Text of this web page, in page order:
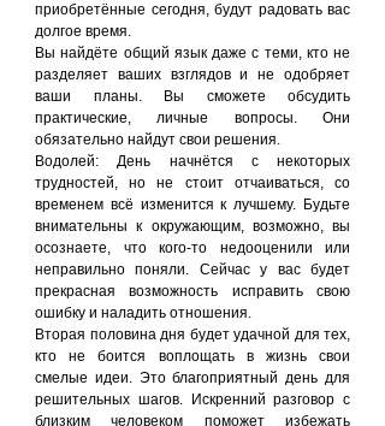
приобретённые сегодня, будут радовать вас
долгое время.
Вы найдёте общий язык даже с теми, кто не
разделяет ваших взглядов и не одобряет
ваши планы. Вы сможете обсудить
практические, личные вопросы. Они
обязательно найдут свои решения.
Водолей: День начнётся с некоторых
трудностей, но не стоит отчаиваться, со
временем всё изменится к лучшему. Будьте
внимательны к окружающим, возможно, вы
осознаете, что кого-то недооценили или
неправильно поняли. Сейчас у вас будет
прекрасная возможность исправить свою
ошибку и наладить отношения.
Вторая половина дня будет удачной для тех,
кто не боится воплощать в жизнь свои
смелые идеи. Это благоприятный день для
решительных шагов. Искренний разговор с
близким человеком поможет избежать